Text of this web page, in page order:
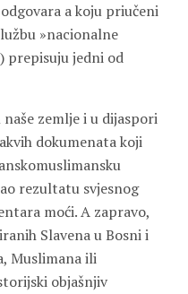
a koju priučeni
»nacionalne
prepisuju jedni od
zemlje i u dijaspori
dokumenata koji
rezultatu svjesnog
moći. A zapravo,
Slavena u Bosni i
Muslimana ili
objašnjiv